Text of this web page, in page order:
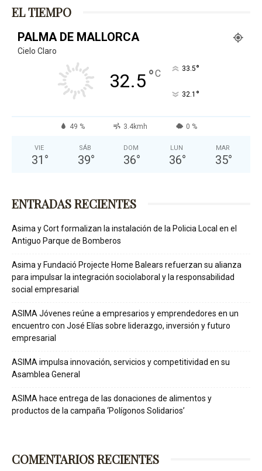
EL TIEMPO
PALMA DE MALLORCA
Cielo Claro
32.5°C 33.5°
32.1 °
49 % 3.4kmh 0 %
VIE
31 °
SÁB
39°
DOM
36°
LUN
36°
MAR
35°
ENTRADAS RECIENTES
Asima y Cort formalizan la instalación de la Policia Local en el
Antiguo Parque de Bomberos
Asima y Fundació Projecte Home Balears refuerzan su alianza
para impulsar la integración sociolaboral y la responsabilidad
social empresarial
ASIMA Jóvenes reúne a empresarios y emprendedores en un
encuentro con José Elías sobre liderazgo, inversión y futuro
empresarial
ASIMA impulsa innovación, servicios y competitividad en su
Asamblea General
ASIMA hace entrega de las donaciones de alimentos y
productos de la campaña ‘Polígonos Solidarios’
COMENTARIOS RECIENTES